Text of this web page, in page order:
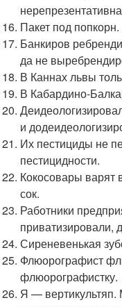
Пакет под попкорн.
Банкиров
да не
В Каннах львы
В Кабардино-
и
Их пестициды не
пестицидности.
Кокосовары варят
сок.
Работники
приватизировали,
Сиреневенькая
Флюорографист
флюорографистку.
Я — вертикультяп.